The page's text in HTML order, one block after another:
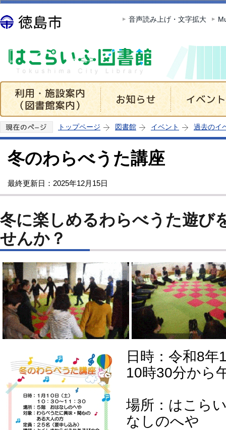
この
音声読み上げ・文字拡大
トップページ 図書館 イベント 過去のイ
冬のわらべうた講座
最終更新日：2025年12月15日
冬に楽しめるわらべうた遊び
せんか？
日時：令和8
10時30分から
場所：はこら
なしのへや